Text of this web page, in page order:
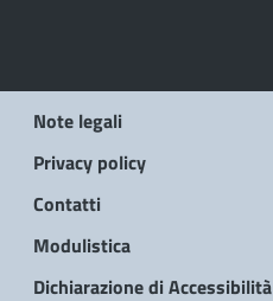
Note legali
Privacy policy
Contatti
Modulistica
Dichiarazione di Accessibilità